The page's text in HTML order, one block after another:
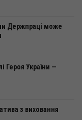
Держпраці може
Героя України —
з виховання